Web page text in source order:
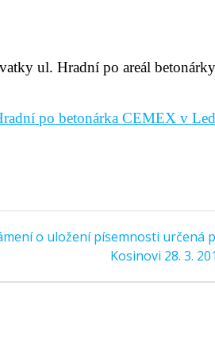
ul. Hradní po areál betonárky
po betonárka CEMEX v
o uložení písemnosti určená
Kosinovi 28. 3.